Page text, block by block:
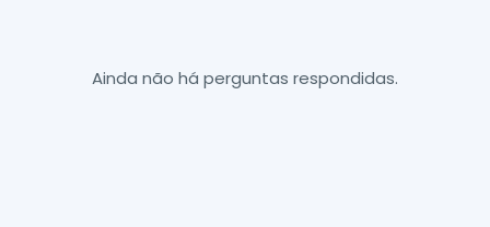
Ainda não há perguntas respondidas.